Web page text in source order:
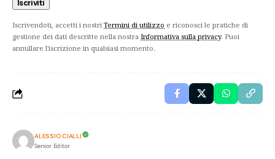
Iscrivendoti, accetti i nostri Termini di utilizzo e riconosci le pratiche di
gestione dei dati descritte nella nostra Informativa sulla privacy. Puoi
annullare l'iscrizione in qualsiasi momento.
ALESSIO CIALLI
Senior Editor